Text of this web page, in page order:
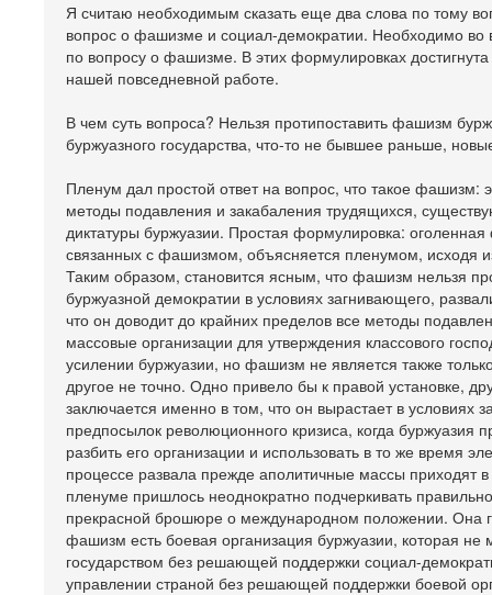
Я считаю необходимым сказать еще два слова по тому
вопрос о фашизме и социал-демократии. Необходимо
по вопросу о фашизме. В этих формулировках
нашей повседневной работе.
В чем суть вопроса? Нельзя протипоставить фашизм
буржуазного государства, что-то не бывшее раньше,
Пленум дал простой ответ на вопрос, что такое фашизм:
методы подавления и закабаления трудящихся,
диктатуры буржуазии. Простая формулировка:
связанных с фашизмом, объясняется пленумом, исходя
Таким образом, становится ясным, что фашизм нельзя
буржуазной демократии в условиях загнивающего,
что он доводит до крайних пределов все методы
массовые организации для утверждения классового
усилении буржуазии, но фашизм не является также
другое не точно. Одно привело бы к правой установке,
заключается именно в том, что он вырастает в
предпосылок революционного кризиса, когда
разбить его организации и использовать в то же время
процессе развала прежде аполитичные массы
пленуме пришлось неоднократно подчеркивать
прекрасной брошюре о международном положении. Она
фашизм есть боевая организация буржуазии, которая
государством без решающей поддержки социал-
управлении страной без решающей поддержки боевой